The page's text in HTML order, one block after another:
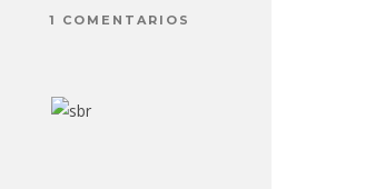
1 COMENTARIOS